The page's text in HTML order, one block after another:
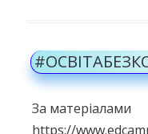
За матеріалами
https://